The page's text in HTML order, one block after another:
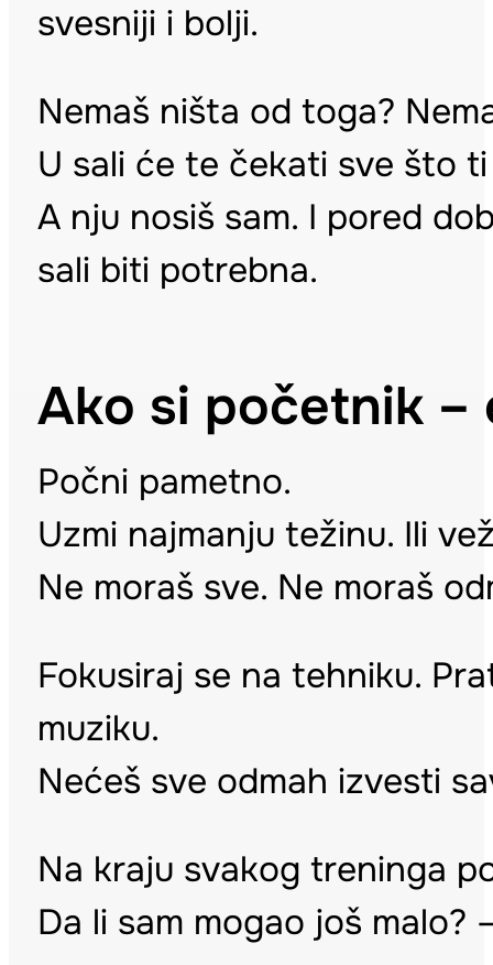
svesniji i bolji.
Nemaš ništa od toga?
U sali će te čekati sve što
A nju nosiš sam. I pored
sali biti potrebna.
Ako si početnik –
Počni pametno.
Uzmi najmanju težinu. Ili
Ne moraš sve. Ne moraš
Fokusiraj se na tehniku.
muziku.
Nećeš sve odmah izvesti
Na kraju svakog treninga
Da li sam mogao još malo?